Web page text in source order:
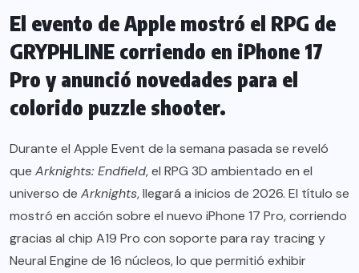
El evento de Apple mostró el RPG de
GRYPHLINE corriendo en iPhone 17
Pro y anunció novedades para el
colorido puzzle shooter.
Durante el Apple Event de la semana pasada se reveló
que Arknights: Endfield, el RPG 3D ambientado en el
universo de Arknights, llegará a inicios de 2026. El título se
mostró en acción sobre el nuevo iPhone 17 Pro, corriendo
gracias al chip A19 Pro con soporte para ray tracing y
Neural Engine de 16 núcleos, lo que permitió exhibir